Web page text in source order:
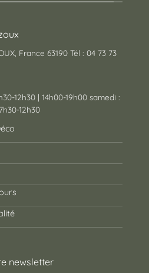
France 63190 Tél : 04 73 73
12h30 | 14h00-19h00 samedi :
12h30
newsletter